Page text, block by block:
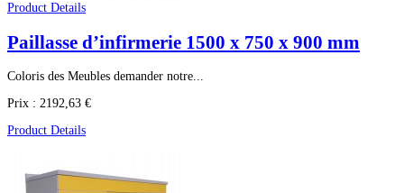
Product Details
Paillasse d’infirmerie 1500 x 750 x 900 mm
Coloris des Meubles demander notre...
Prix : 2192,63 €
Product Details